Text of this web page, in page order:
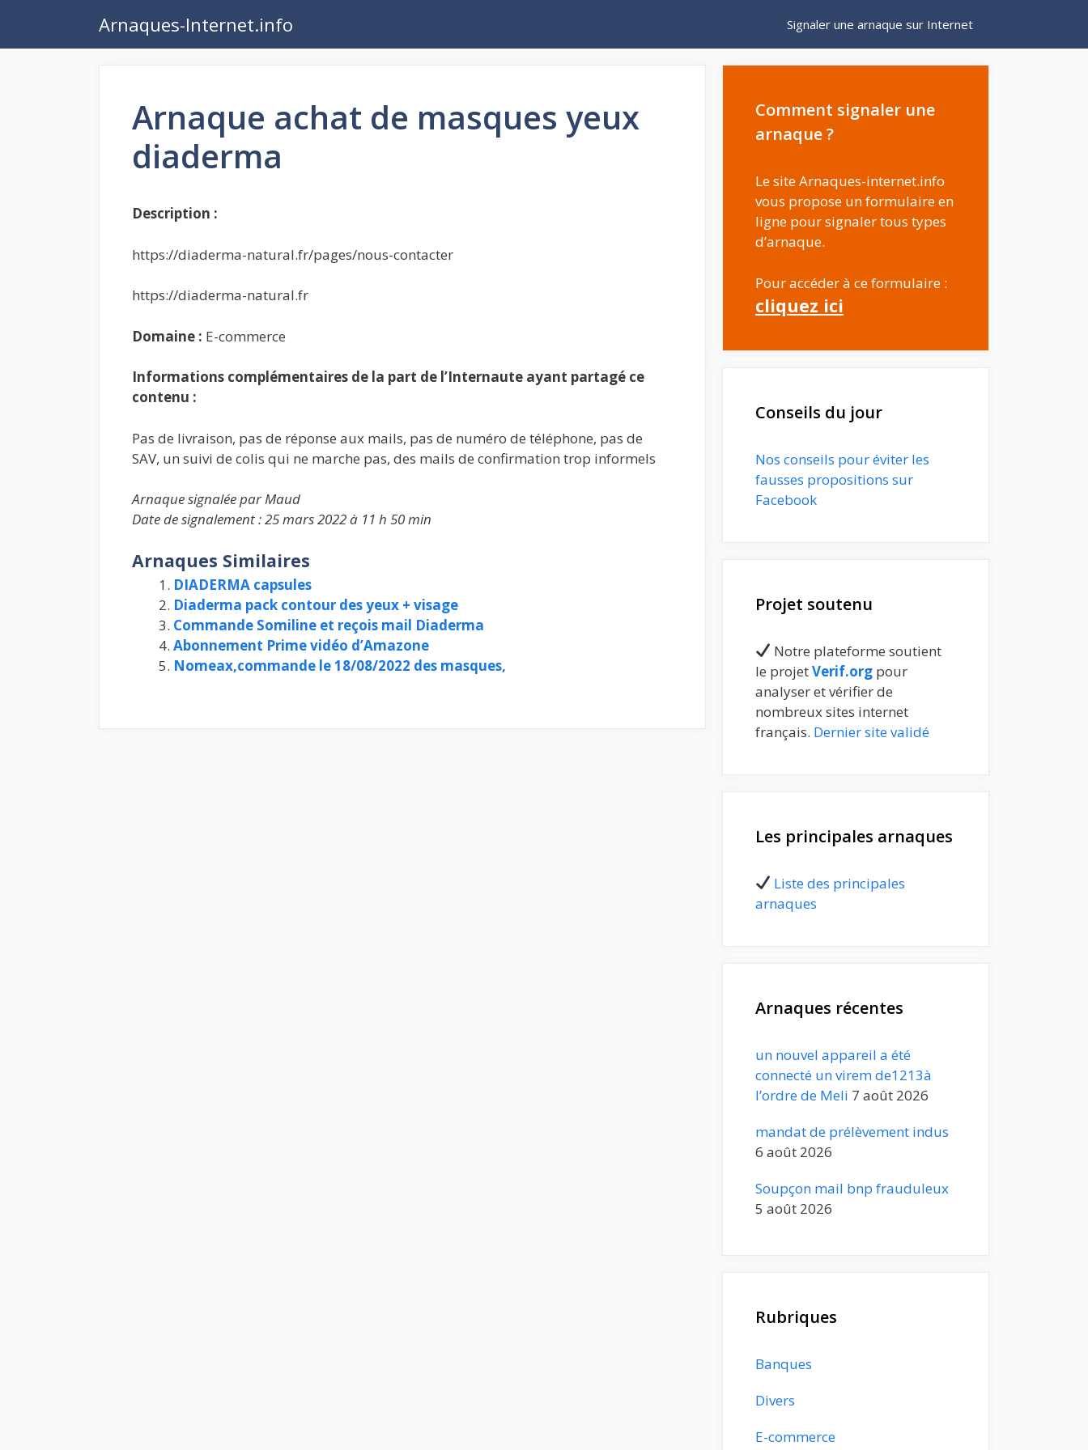
contenu
Arnaques-Internet.info Signaler une arnaque sur Internet
Arnaque achat de masques yeux
diaderma
Description :
https://diaderma-natural.fr/pages/nous-contacter
https://diaderma-natural.fr
Domaine : E-commerce
Informations complémentaires de la part de l’Internaute ayant partagé ce
contenu :
Pas de livraison, pas de réponse aux mails, pas de numéro de téléphone, pas de
SAV, un suivi de colis qui ne marche pas, des mails de confirmation trop informels
Arnaque signalée par Maud
Date de signalement : 25 mars 2022 à 11 h 50 min
Arnaques Similaires
DIADERMA capsules
Diaderma pack contour des yeux + visage
Commande Somiline et reçois mail Diaderma
Abonnement Prime vidéo d’Amazone
Nomeax,commande le 18/08/2022 des masques,
Comment signaler une
arnaque ?
Le site Arnaques-internet.info
vous propose un formulaire en
ligne pour signaler tous types
d’arnaque.
Pour accéder à ce formulaire :
cliquez ici
Conseils du jour
Nos conseils pour éviter les
fausses propositions sur
Facebook
Projet soutenu
Notre plateforme soutient
le projetVerif.org pour
analyser et vérifier de
nombreux sites internet
français. Dernier site validé
Les principales arnaques
Liste des principales
arnaques
Arnaques récentes
un nouvel appareil a été
connecté un virem de1213à
l’ordre de Meli 7 août 2026
mandat de prélèvement indus
6 août 2026
Soupçon mail bnp frauduleux
5 août 2026
Rubriques
Banques
Divers
E-commerce